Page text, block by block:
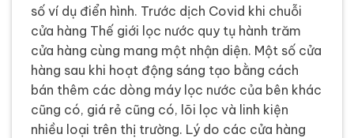
số ví dụ điển hình. Trước dịch Covid khi chuỗi
cửa hàng Thế giới lọc nước quy tụ hành trăm
cửa hàng cùng mang một nhận diện. Một số cửa
hàng sau khi hoạt động sáng tạo bằng cách
bán thêm các dòng máy lọc nước của bên khác
cũng có, giá rẻ cũng có, lõi lọc và linh kiện
nhiều loại trên thị trường. Lý do các cửa hàng